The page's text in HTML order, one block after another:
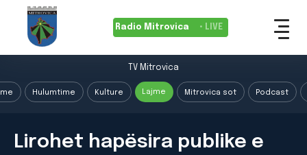
Radio Mitrovica • LIVE
TV Mitrovica
Hulumtime Kulture Lajme Mitrovica sot Podcast
Lirohet hapësira publike e